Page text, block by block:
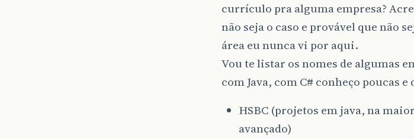
currículo pra alguma empresa?
não seja o caso e provável que não
área eu nunca vi por aqui.
Vou te listar os nomes de algumas
com Java, com C# conheço poucas
HSBC (projetos em java, na
avançado)